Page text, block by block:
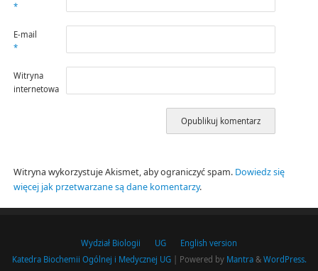
*
E-mail
*
Witryna
internetowa
Witryna wykorzystuje Akismet, aby ograniczyć spam. Dowiedz się
więcej jak przetwarzane są dane komentarzy.
Wydział Biologii UG
English version
Katedra Biochemii Ogólnej i Medycznej UG| Powered by Mantra& WordPress.